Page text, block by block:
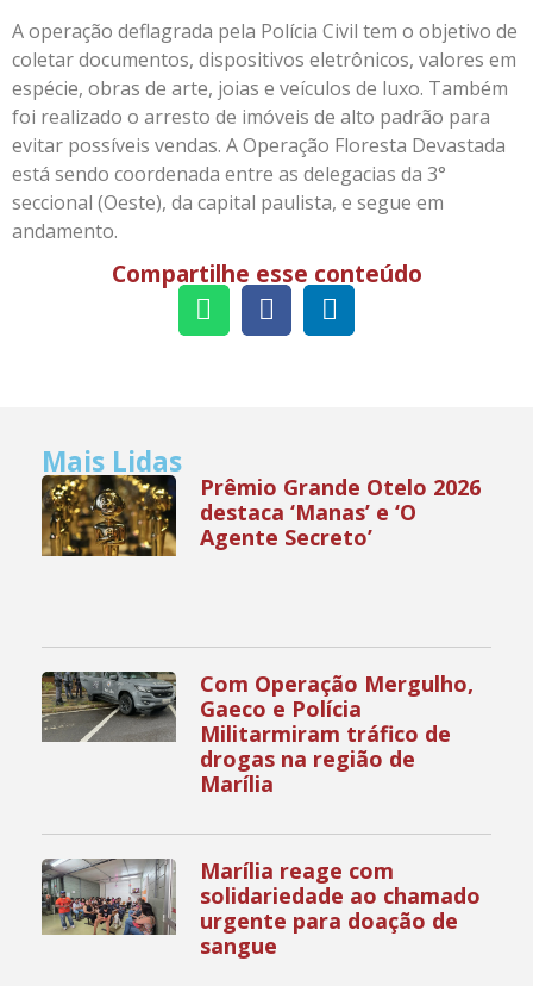
A operação deflagrada pela Polícia Civil tem o objetivo de
coletar documentos, dispositivos eletrônicos, valores em
espécie, obras de arte, joias e veículos de luxo. Também
foi realizado o arresto de imóveis de alto padrão para
evitar possíveis vendas. A Operação Floresta Devastada
está sendo coordenada entre as delegacias da 3°
seccional (Oeste), da capital paulista, e segue em
andamento.
Compartilhe esse conteúdo
Mais Lidas
Prêmio Grande Otelo 2026
destaca ‘Manas’ e ‘O
Agente Secreto’
Com Operação Mergulho,
Gaeco e Polícia
Militarmiram tráfico de
drogas na região de
Marília
Marília reage com
solidariedade ao chamado
urgente para doação de
sangue